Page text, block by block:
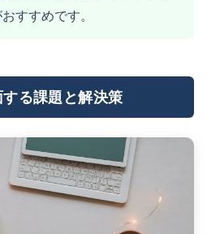
すすめです。
る課題と解決策